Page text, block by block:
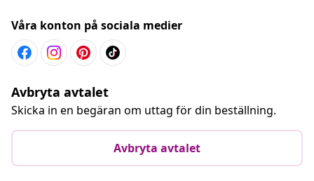
Våra konton på sociala medier
Avbryta avtalet
Skicka in en begäran om uttag för din beställning.
Avbryta avtalet